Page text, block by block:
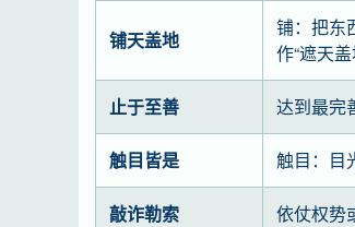
铺天盖地
铺：把东
作“遮天盖
止于至善 达到最完
触目皆是 触目：目
敲诈勒索 依仗权势